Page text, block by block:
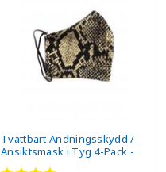
Tvättbart Andningsskydd /
Ansiktsmask i Tyg 4-Pack -
Beige